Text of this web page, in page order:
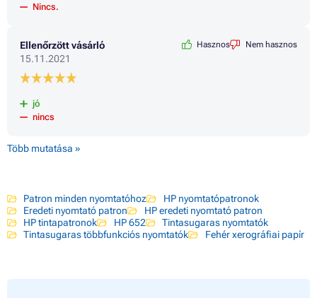
Nincs.
Ellenőrzött vásárló
15.11.2021
Hasznos Nem hasznos
jó
nincs
Több mutatása »
Patron minden nyomtatóhoz
HP nyomtatópatronok
Eredeti nyomtató patron
HP eredeti nyomtató patron
HP tintapatronok
HP 652
Tintasugaras nyomtatók
Tintasugaras többfunkciós nyomtatók
Fehér xerográfiai papír